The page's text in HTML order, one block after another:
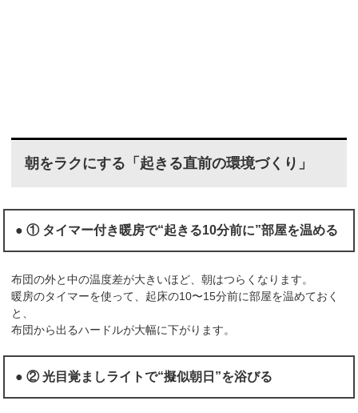
朝をラクにする「起きる直前の環境づくり」
● ① タイマー付き暖房で“起きる10分前に”部屋を温める
布団の外と中の温度差が大きいほど、朝はつらくなります。
暖房のタイマーを使って、起床の10〜15分前に部屋を温めておく
と、
布団から出るハードルが大幅に下がります。
● ② 光目覚ましライトで“擬似朝日”を浴びる